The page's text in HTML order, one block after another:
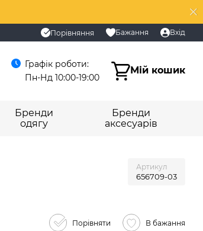
Порівняння Бажання Вхід
Графік роботи:
Пн-Нд 10:00-19:00
Мій кошик
Бренди
одягу
Бренди
аксесуарів
Артикул
656709-03
Порівняти В бажання